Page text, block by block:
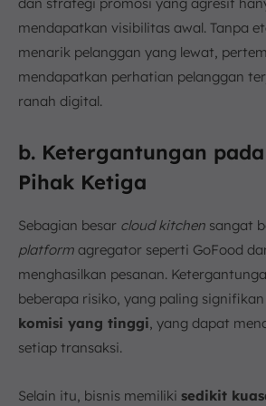
mendapatkan visibilitas awal. Tanpa
menarik pelanggan yang lewat,
mendapatkan perhatian pelanggan
ranah digital.
b. Ketergantungan
Pihak Ketiga
Sebagian besar cloud kitchen sangat
platform agregator seperti GoFood
menghasilkan pesanan.
beberapa risiko, yang paling
komisi yang tinggi, yang dapat
setiap transaksi.
Selain itu, bisnis memiliki sedikit